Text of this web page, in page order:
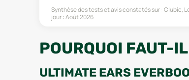
Synthèse des tests et avis constatés sur :Clubic,
jour :Août 2026
POURQUOI FAUT-
ULTIMATE EARS